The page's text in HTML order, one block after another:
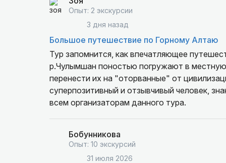
рекомендую «Твой Алтай» всем, кто хочет
Опыт: 2 экскурсии
3 дня назад
Большое путешествие по Горному Алтаю
Тур запомнится, как впечатляющее
р.Чулымшан поностью погружают в
перенести их на "оторванные" от цивилизации островки. Питание на
суперпозитивный и отзывчивый человек,
всем организаторам данного тура.
Бобунникова
Опыт: 10 экскурсий
31 июля 2026